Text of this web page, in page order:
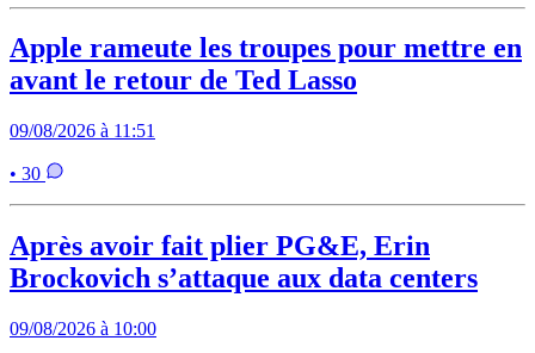
Apple rameute les troupes pour mettre en
avant le retour de Ted Lasso
09/08/2026 à 11:51
• 30
Après avoir fait plier PG&E, Erin
Brockovich s’attaque aux data centers
09/08/2026 à 10:00